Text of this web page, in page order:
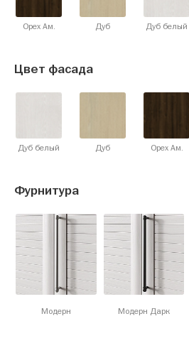
Орех Ам. Дуб Дуб белый
Цвет фасада
Дуб белый Дуб Орех Ам.
Фурнитура
Модерн Модерн Дарк